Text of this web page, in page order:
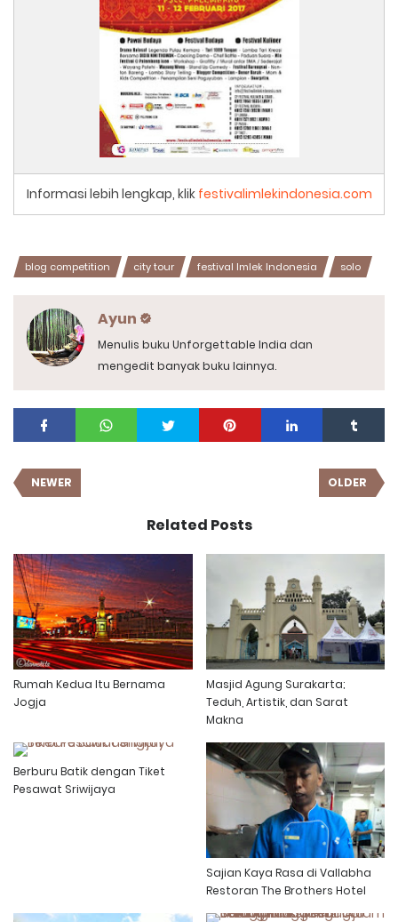
Informasi lebih lengkap, klik festivalimlekindonesia.com
blog competition city tour festival Imlek Indonesia solo
Ayun
Menulis buku Unforgettable India dan
mengedit banyak buku lainnya.
NEWER OLDER
Related Posts
Rumah Kedua Itu Bernama
Jogja
Masjid Agung Surakarta;
Teduh, Artistik, dan Sarat
Makna
Berburu Batik dengan Tiket
Pesawat Sriwijaya
Sajian Kaya Rasa di Vallabha
Restoran The Brothers Hotel